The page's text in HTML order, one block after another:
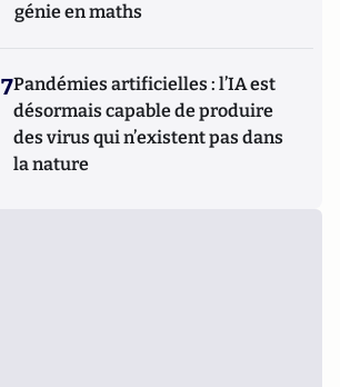
génie en maths
7Pandémies artificielles : l’IA est
désormais capable de produire
des virus qui n’existent pas dans
la nature